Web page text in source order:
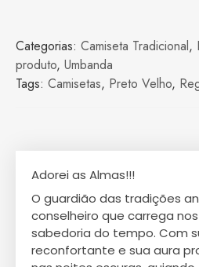
Categorias: Camiseta Tradicional,
produto, Umbanda
Tags: Camisetas, Preto Velho,
Adorei as Almas!!!
O guardião das tradições
conselheiro que carrega
sabedoria do tempo. Com
reconfortante e sua aura